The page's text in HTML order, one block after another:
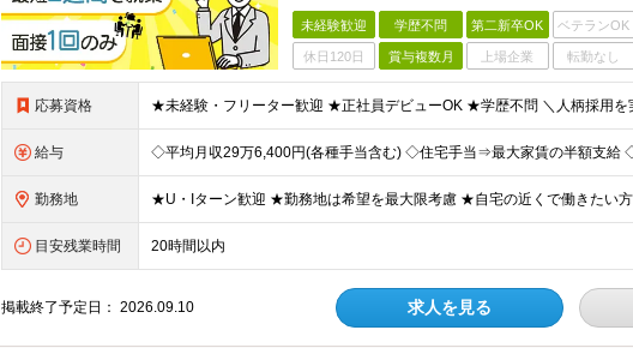
未経験歓迎 学歴不問 第二新卒OK ベテランOK
休日120日 賞与複数月 上場企業 転勤なし
応募資格
給与
勤務地
目安残業時間 20時間以内
掲載終了予定日：2026.09.10 求人を見る